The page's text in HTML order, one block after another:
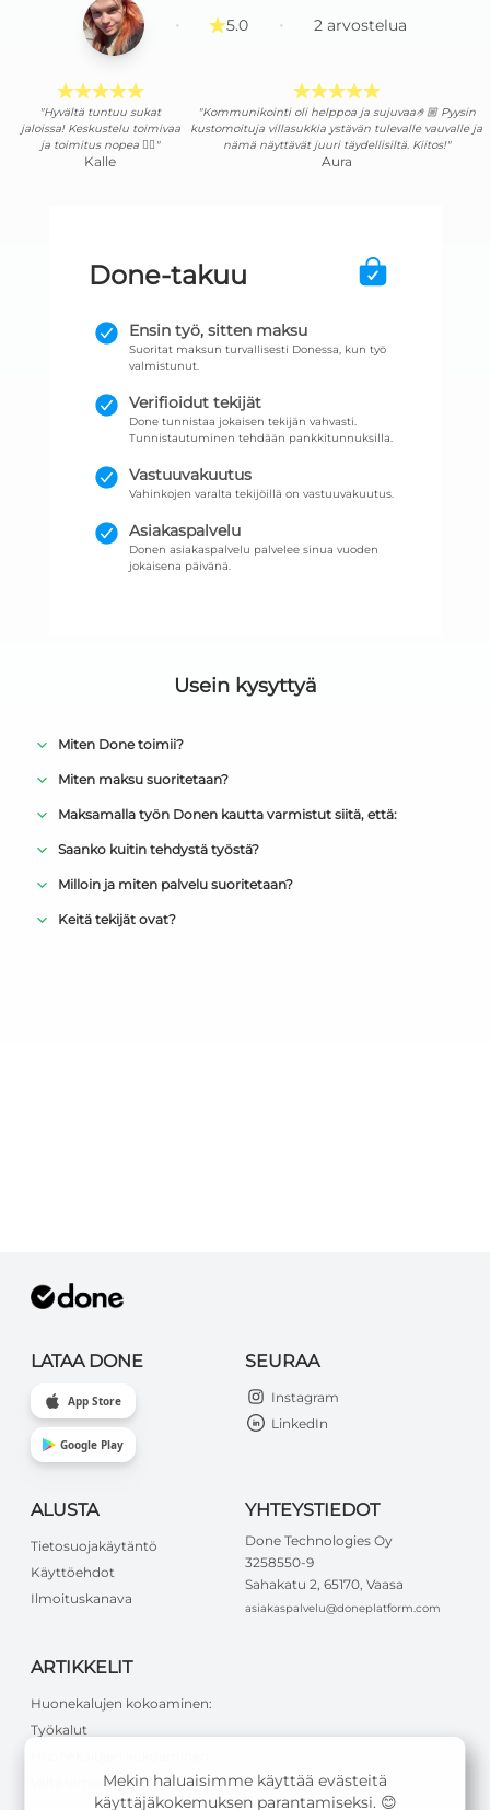
· 5.0 · 2 arvostelua
"Hyvältä tuntuu sukat
jaloissa! Keskustelu toimivaa
ja toimitus nopea 👍🏻"
Kalle
"Kommunikointi oli helppoa ja sujuvaa🤌🏼 Pyysin
kustomoituja villasukkia ystävän tulevalle vauvalle ja
nämä näyttävät juuri täydellisiltä. Kiitos!"
Aura
Done-takuu
Ensin työ, sitten maksu
Suoritat maksun turvallisesti Donessa, kun työ
valmistunut.
Verifioidut tekijät
Done tunnistaa jokaisen tekijän vahvasti.
Tunnistautuminen tehdään pankkitunnuksilla.
Vastuuvakuutus
Vahinkojen varalta tekijöillä on vastuuvakuutus.
Asiakaspalvelu
Donen asiakaspalvelu palvelee sinua vuoden
jokaisena päivänä.
Usein kysyttyä
Miten Done toimii?
Miten maksu suoritetaan?
Maksamalla työn Donen kautta varmistut siitä, että:
Saanko kuitin tehdystä työstä?
Milloin ja miten palvelu suoritetaan?
Keitä tekijät ovat?
LATAA DONE
App Store
Google Play
SEURAA
Instagram
LinkedIn
ALUSTA
Tietosuojakäytäntö
Käyttöehdot
Ilmoituskanava
YHTEYSTIEDOT
Done Technologies Oy
3258550-9
Sahakatu 2, 65170, Vaasa
asiakaspalvelu@doneplatform.com
ARTIKKELIT
Huonekalujen kokoaminen:
Työkalut
Vältä virheetMekin haluaisimme käyttää evästeitä
käyttäjäkokemuksen parantamiseksi. 😊